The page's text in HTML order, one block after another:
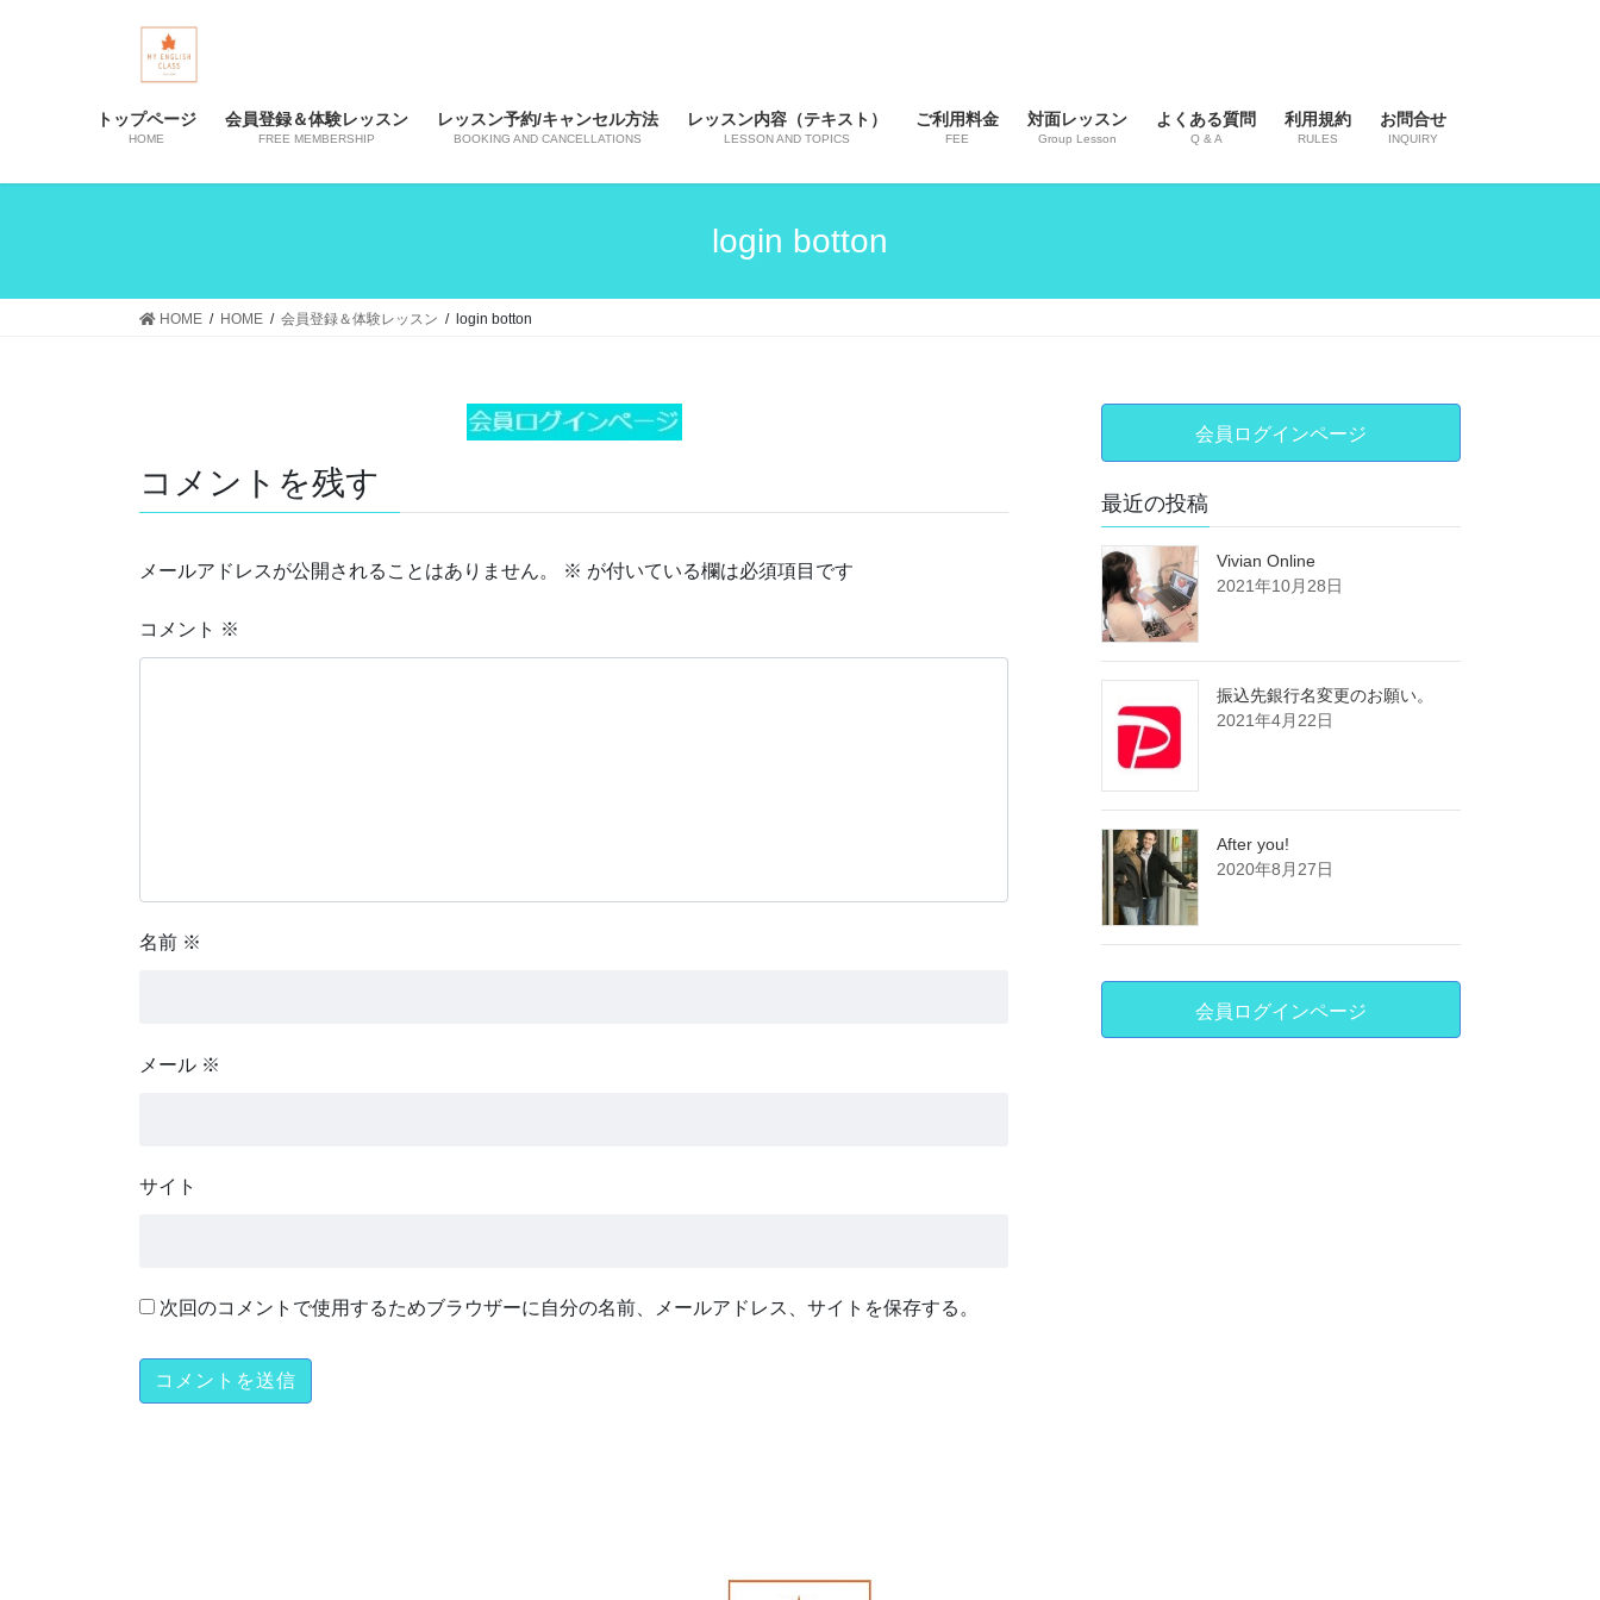
ス
ン
トップページ
HOME
会員登録＆体験レッスン
FREE MEMBERSHIP
レッスン予約/キャンセル方法
BOOKING AND CANCELLATIONS
レッスン内容（テキスト）
LESSON AND TOPICS
ご利用料金
FEE
対面レッスン
Group Lesson
よくある質問
Q & A
利用規約
RULES
お問合せ
INQUIRY
login botton
HOME HOME 会員登録＆体験レッスン login botton
コメントを残す
メールアドレスが公開されることはありません。 ※ が付いている欄は必須項目です
コメント ※
名前 ※
メール ※
サイト
次回のコメントで使用するためブラウザーに自分の名前、メールアドレス、サイトを保存する。
会員ログインページ
最近の投稿
Vivian Online
2021年10月28日
振込先銀行名変更のお願い。
2021年4月22日
After you!
2020年8月27日
会員ログインページ